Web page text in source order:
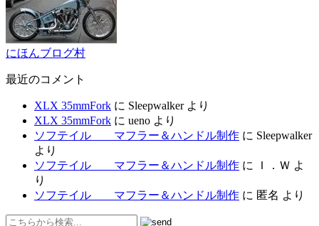
にほんブログ村
最近のコメント
XLX 35mmFork に Sleepwalkerより
XLX 35mmFork に ueno より
ソフテイル マフラー＆ハンドル制作 に Sleepwalker
より
ソフテイル マフラー＆ハンドル制作 に Ｉ．Ｗ よ
り
ソフテイル マフラー＆ハンドル制作 に 匿名 より